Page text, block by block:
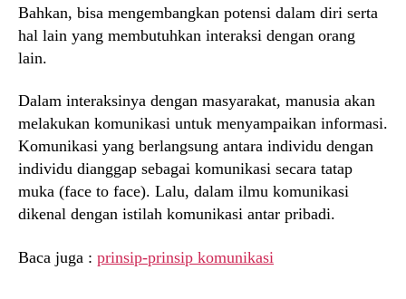
Bahkan, bisa mengembangkan potensi dalam diri serta
hal lain yang membutuhkan interaksi dengan orang
lain.
Dalam interaksinya dengan masyarakat, manusia akan
melakukan komunikasi untuk menyampaikan informasi.
Komunikasi yang berlangsung antara individu dengan
individu dianggap sebagai komunikasi secara tatap
muka (face to face). Lalu, dalam ilmu komunikasi
dikenal dengan istilah komunikasi antar pribadi.
Baca juga : prinsip-prinsip komunikasi